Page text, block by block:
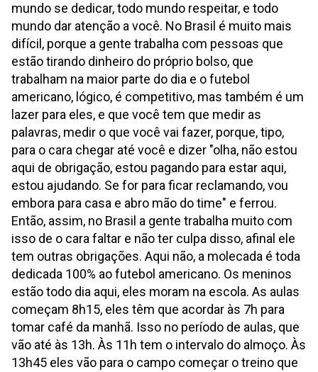
mundo se dedicar, todo mundo respeitar, e todo
mundo dar atenção a você. No Brasil é muito mais
difícil, porque a gente trabalha com pessoas que
estão tirando dinheiro do próprio bolso, que
trabalham na maior parte do dia e o futebol
americano, lógico, é competitivo, mas também é um
lazer para eles, e que você tem que medir as
palavras, medir o que você vai fazer, porque, tipo,
para o cara chegar até você e dizer "olha, não estou
aqui de obrigação, estou pagando para estar aqui,
estou ajudando. Se for para ficar reclamando, vou
embora para casa e abro mão do time" e ferrou.
Então, assim, no Brasil a gente trabalha muito com
isso de o cara faltar e não ter culpa disso, afinal ele
tem outras obrigações. Aqui não, a molecada é toda
dedicada 100% ao futebol americano. Os meninos
estão todo dia aqui, eles moram na escola. As aulas
começam 8h15, eles têm que acordar às 7h para
tomar café da manhã. Isso no período de aulas, que
vão até às 13h. Às 11h tem o intervalo do almoço. Às
13h45 eles vão para o campo começar o treino que